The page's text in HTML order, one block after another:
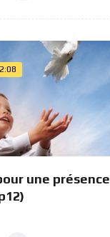
une présence
Ep12)